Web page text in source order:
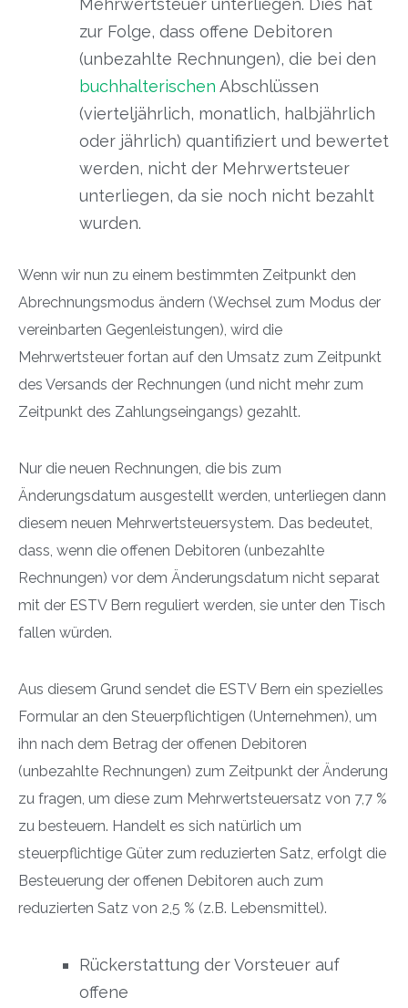
Mehrwertsteuer unterliegen. Dies hat
zur Folge, dass offene Debitoren
(unbezahlte Rechnungen), die bei den
buchhalterischen Abschlüssen
(vierteljährlich, monatlich, halbjährlich
oder jährlich) quantifiziert und bewertet
werden, nicht der Mehrwertsteuer
unterliegen, da sie noch nicht bezahlt
wurden.
Wenn wir nun zu einem bestimmten Zeitpunkt den
Abrechnungsmodus ändern (Wechsel zum Modus der
vereinbarten Gegenleistungen), wird die
Mehrwertsteuer fortan auf den Umsatz zum Zeitpunkt
des Versands der Rechnungen (und nicht mehr zum
Zeitpunkt des Zahlungseingangs) gezahlt.
Nur die neuen Rechnungen, die bis zum
Änderungsdatum ausgestellt werden, unterliegen dann
diesem neuen Mehrwertsteuersystem. Das bedeutet,
dass, wenn die offenen Debitoren (unbezahlte
Rechnungen) vor dem Änderungsdatum nicht separat
mit der ESTV Bern reguliert werden, sie unter den Tisch
fallen würden.
Aus diesem Grund sendet die ESTV Bern ein spezielles
Formular an den Steuerpflichtigen (Unternehmen), um
ihn nach dem Betrag der offenen Debitoren
(unbezahlte Rechnungen) zum Zeitpunkt der Änderung
zu fragen, um diese zum Mehrwertsteuersatz von 7,7 %
zu besteuern. Handelt es sich natürlich um
steuerpflichtige Güter zum reduzierten Satz, erfolgt die
Besteuerung der offenen Debitoren auch zum
reduzierten Satz von 2,5 % (z.B. Lebensmittel).
Rückerstattung der Vorsteuer auf
offene